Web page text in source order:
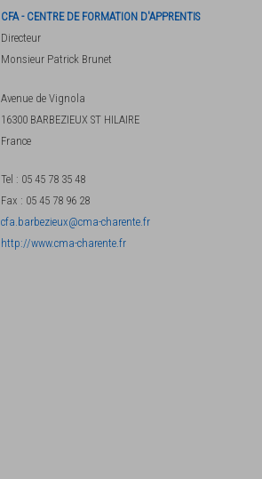
CFA - CENTRE DE FORMATION D'APPRENTIS
Directeur
Monsieur Patrick Brunet
Avenue de Vignola
16300 BARBEZIEUX ST HILAIRE
France
Tel : 05 45 78 35 48
Fax : 05 45 78 96 28
cfa.barbezieux@cma-charente.fr
http://www.cma-charente.fr